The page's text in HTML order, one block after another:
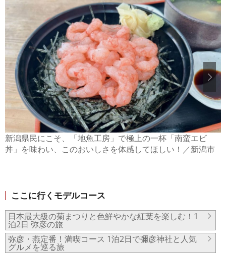
新潟県民にこそ、「地魚工房」で極上の一杯「南蛮エビ
丼」を味わい、このおいしさを体感してほしい！／新潟市
ここに行くモデルコース
日本最大級の菊まつりと色鮮やかな紅葉を楽しむ！1
泊2日 弥彦の旅
弥彦・燕定番！満喫コース 1泊2日で彌彦神社と人気
グルメを巡る旅